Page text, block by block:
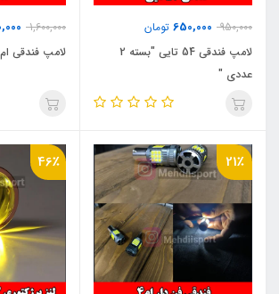
950,000
650,000 تومان
لامپ فندقی 54 تایی "بسته 2
عددی "
1,600,000
لامپ فندقی ام3 "بسته 2 عددی "
21٪ 46٪